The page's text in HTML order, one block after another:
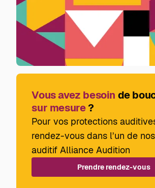
Les casques anti-bruit
l’oreille. Ils sont faciles à mettre en
une atténuation globale et sont
dans des environnements industriels
bruyants. En revanche, ils peuvent
encombrants, inconfortables à
longues durées et parfois
Vous avez besoin de
sur mesure?
Pour vos protections
rendez-vous dans l’un de
auditif Alliance Audition
Prendre rendez-vous